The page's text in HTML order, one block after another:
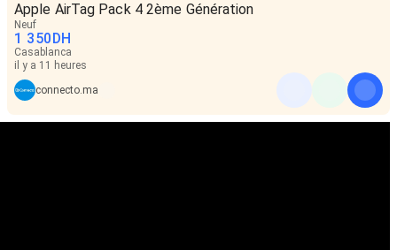
Apple AirTag Pack 4 2ème Génération
Neuf
1 350DH
Casablanca
il y a 11 heures
connecto.ma